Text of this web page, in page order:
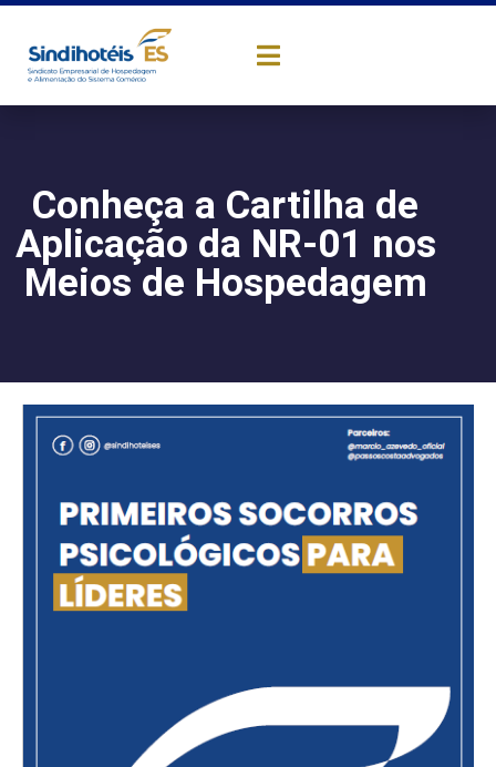
Conheça a Cartilha de
Aplicação da NR-01 nos
Meios de Hospedagem